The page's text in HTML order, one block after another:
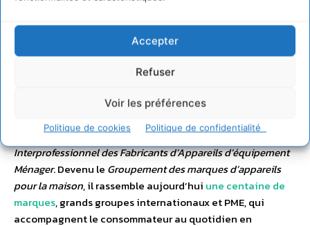
Accepter
Refuser
Voir les préférences
Politique de cookies Politique de confidentialité
Le Gifam est historiquement leGroupement
Interprofessionnel des Fabricants d’Appareils d’équipement
Ménager. Devenu le Groupement des marques d’appareils
pour la maison, il rassemble aujourd’hui une centaine de
marques, grands groupes internationaux et PME, qui
accompagnent le consommateur au quotidien en